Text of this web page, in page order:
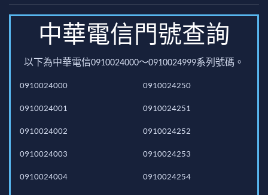
中華電信門號查詢
以下為中華電信0910024000～0910024999系列號碼。
0910024000
0910024001
0910024002
0910024003
0910024004
0910024250
0910024251
0910024252
0910024253
0910024254